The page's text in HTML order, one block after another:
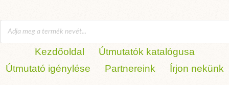
Kezdőoldal
Útmutatók katalógusa
Útmutató igénylése
Partnereink Írjon nekünk